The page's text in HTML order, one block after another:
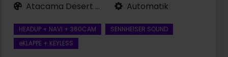
Atacama Desert Metallic
Automatik
HEADUP + NAVI + 360CAM
SENNHEISER SOUND
eKLAPPE + KEYLESS